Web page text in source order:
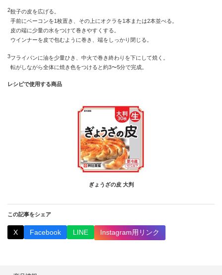
2餃子の皮を広げる。
手前にベーコンを1枚置き、その上にオクラを1本または2本並べる。
皮の端に少量の水をつけて巻きやすくする。
ウインナーを皮で包むように巻き、端をしっかり閉じる。
3フライパンに油を少量ひき、中火で巻き終わりを下にして焼く。
転がしながら全体に焼き色をつけると約3〜5分で完成。
レシピで使用する商品
ぎょうざの皮 大判
この記事をシェア
X Facebook LINE Instagram用リンク